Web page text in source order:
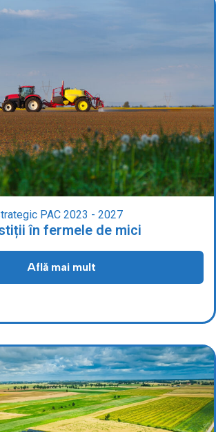
PAC 2023 - 2027
în fermele de mici
Află mai mult